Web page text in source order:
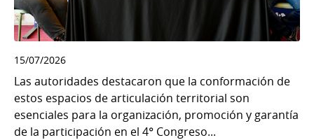
15/07/2026
Las autoridades destacaron que la conformación de
estos espacios de articulación territorial son
esenciales para la organización, promoción y garantía
de la participación en el 4° Congreso...